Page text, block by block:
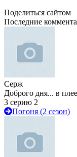
Поделиться сайтом
Последние
Серж
Доброго дня... в
3 серию 2
Погоня (2 сезон)